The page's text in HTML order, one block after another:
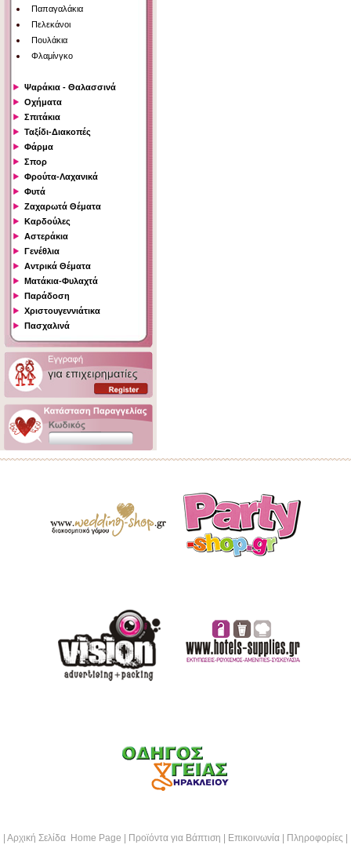
Παπαγαλάκια
Πελεκάνοι
Πουλάκια
Φλαμίνγκο
Ψαράκια - Θαλασσινά
Οχήματα
Σπιτάκια
Ταξίδι-Διακοπές
Φάρμα
Σπορ
Φρούτα-Λαχανικά
Φυτά
Ζαχαρωτά Θέματα
Καρδούλες
Αστεράκια
Γενέθλια
Αντρικά Θέματα
Ματάκια-Φυλαχτά
Παράδοση
Χριστουγεννιάτικα
Πασχαλινά
Αρχική Σελίδα Home Page Προϊόντα για Βάπτιση Επικοινωνία Πληροφορίες